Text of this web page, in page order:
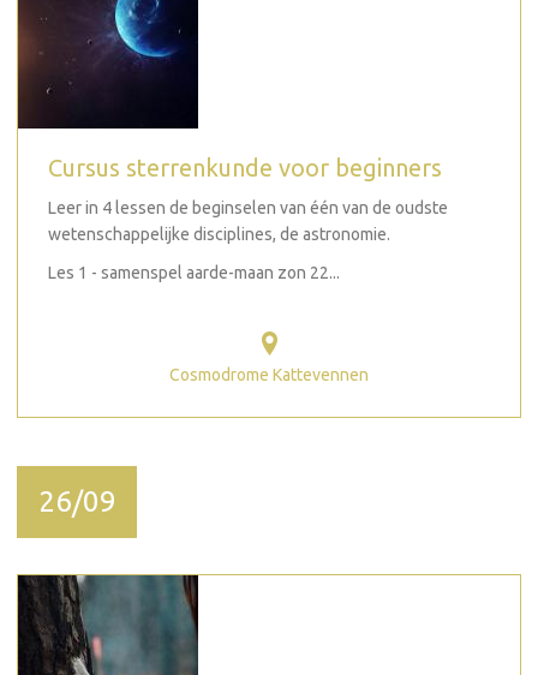
Cursus sterrenkunde voor beginners
Leer in 4 lessen de beginselen van één van de oudste
wetenschappelijke disciplines, de astronomie.
Les 1 - samenspel aarde-maan zon 22...
Cosmodrome Kattevennen
26/09